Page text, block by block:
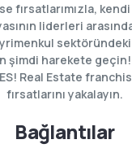
fırsatlarımızla,
liderleri
şimdi harekete
Real Estate
fırsatlarını yakalayın.
Bağlantılar